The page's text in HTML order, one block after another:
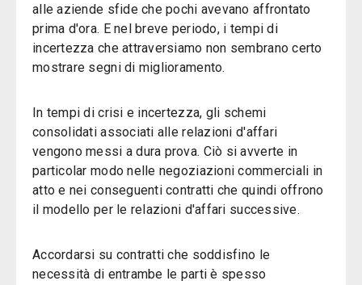
alle aziende sfide che pochi avevano affrontato
prima d'ora. E nel breve periodo, i tempi di
incertezza che attraversiamo non sembrano certo
mostrare segni di miglioramento.
In tempi di crisi e incertezza, gli schemi
consolidati associati alle relazioni d'affari
vengono messi a dura prova. Ciò si avverte in
particolar modo nelle negoziazioni commerciali in
atto e nei conseguenti contratti che quindi offrono
il modello per le relazioni d'affari successive.
Accordarsi su contratti che soddisfino le
necessità di entrambe le parti è spesso